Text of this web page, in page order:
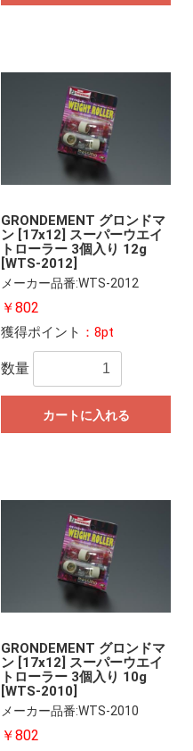
GRONDEMENT グロンドマ
ン [17x12] スーパーウエイ
トローラー 3個入り 12g
[WTS-2012]
メーカー品番:WTS-2012
￥802
獲得ポイント ：8pt
数量
カートに入れる
GRONDEMENT グロンドマ
ン [17x12] スーパーウエイ
トローラー 3個入り 10g
[WTS-2010]
メーカー品番:WTS-2010
￥802